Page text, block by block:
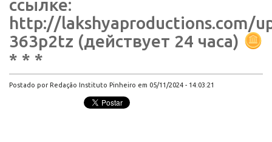
ссылке:
http://lakshyaproductions.com/
363p2tz (действует 24 часа)
* * *
Postado por Redação Instituto Pinheiro em 05/11/2024 - 14:03:21